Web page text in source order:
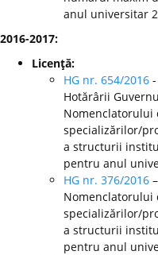
anul universitar
2016-2017:
Licenţă:
HG nr. 654/2016
Hotărârii
Nomenclatorului
specializărilor/
a structurii
pentru anul
HG nr. 376/2016
Nomenclatorului
specializărilor/
a structurii
pentru anul